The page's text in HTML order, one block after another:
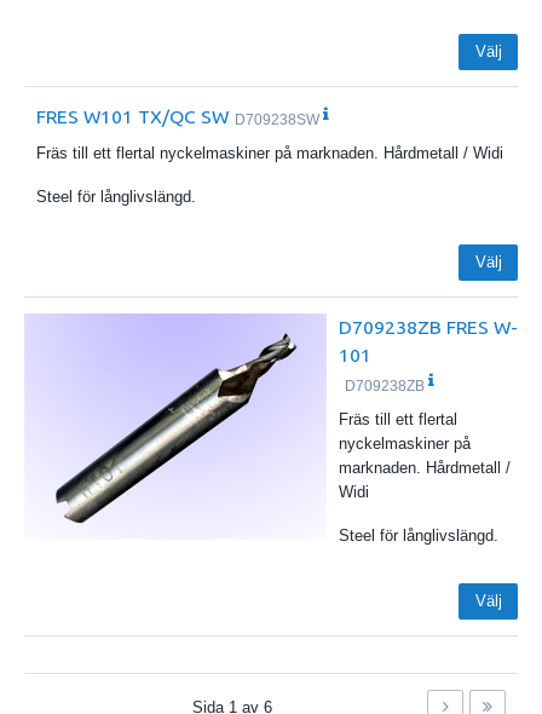
Välj
FRES W101 TX/QC SW D709238SW
Fräs till ett flertal nyckelmaskiner på marknaden. Hårdmetall / Widi
Steel för långlivslängd.
Välj
D709238ZB FRES W-
101
D709238ZB
Fräs till ett flertal
nyckelmaskiner på
marknaden. Hårdmetall /
Widi
Steel för långlivslängd.
Välj
Sida 1 av 6